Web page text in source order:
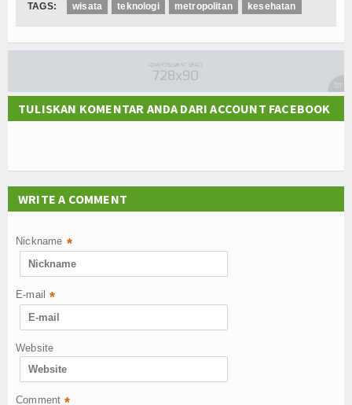
TAGS: wisata teknologi metropolitan kesehatan
TULISKAN KOMENTAR ANDA DARI ACCOUNT FACEBOOK
WRITE A COMMENT
Nickname *
E-mail *
Website
Comment *